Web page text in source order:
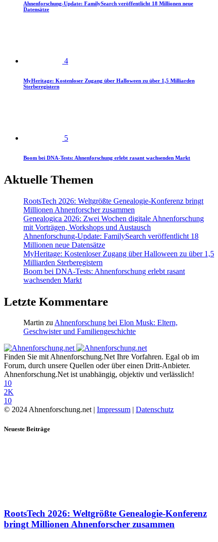
Ahnenforschung-Update: FamilySearch veröffentlicht 18 Millionen neue
Datensätze
4
MyHeritage: Kostenloser Zugang über Halloween zu über 1,5 Milliarden
Sterberegistern
5
Boom bei DNA-Tests: Ahnenforschung erlebt rasant wachsenden Markt
Aktuelle Themen
RootsTech 2026: Weltgrößte Genealogie-Konferenz bringt
Millionen Ahnenforscher zusammen
Genealogica 2026: Zwei Wochen digitale Ahnenforschung
mit Vorträgen, Workshops und Austausch
Ahnenforschung-Update: FamilySearch veröffentlicht 18
Millionen neue Datensätze
MyHeritage: Kostenloser Zugang über Halloween zu über 1,5
Milliarden Sterberegistern
Boom bei DNA-Tests: Ahnenforschung erlebt rasant
wachsenden Markt
Letzte Kommentare
Martin zu Ahnenforschung bei Elon Musk: Eltern,
Geschwister und Familiengeschichte
Finden Sie mit Ahnenforschung.Net Ihre Vorfahren. Egal ob im
Forum, durch unsere Quellen oder über einen Dritt-Anbieter.
Ahnenforschung.Net ist unabhängig, objektiv und verlässlich!
10
2K
10
© 2024 Ahnenforschung.net | Impressum | Datenschutz
Neueste Beiträge
RootsTech 2026: Weltgrößte Genealogie-Konferenz
bringt Millionen Ahnenforscher zusammen